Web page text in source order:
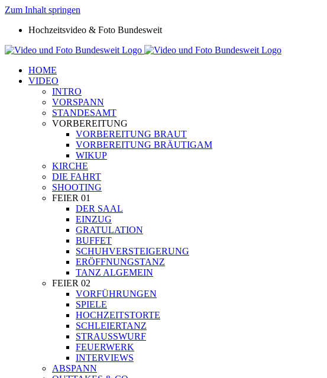
Zum Inhalt springen
Hochzeitsvideo & Foto Bundesweit
HOME
VIDEO
INTRO
VORSPANN
STANDESAMT
VORBEREITUNG
VORBEREITUNG BRAUT
VORBEREITUNG BRÄUTIGAM
WIKUP
KIRCHE
DIE FAHRT
SHOOTING
FEIER 01
DER SAAL
EINZUG
GRATULATION
BUFFET
SCHUHVERSTEIGERUNG
ERÖFFNUNGSTANZ
TANZ ALGEMEIN
FEIER 02
VORFÜHRUNGEN
SPIELE
HOCHZEITSTORTE
SCHLEIERTANZ
STRAUSSWURF
FEUERWERK
INTERVIEWS
ABSPANN